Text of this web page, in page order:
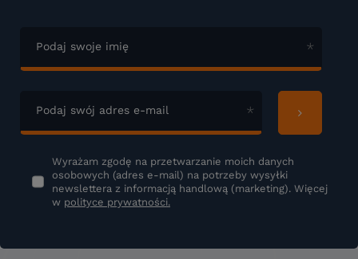
Podaj swoje imię
Podaj swój adres e-mail
Wyrażam zgodę na przetwarzanie moich danych
osobowych (adres e-mail) na potrzeby wysyłki
newslettera z informacją handlową (marketing). Więcej
w polityce prywatności.